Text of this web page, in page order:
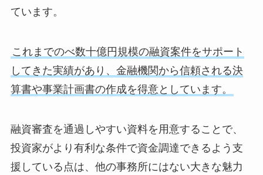
ています。
これまでのべ数十億円規模の融資案件をサポート
してきた実績があり、金融機関から信頼される決
算書や事業計画書の作成を得意としています。
融資審査を通過しやすい資料を用意することで、
投資家がより有利な条件で資金調達できるよう支
援している点は、他の事務所にはない大きな魅力